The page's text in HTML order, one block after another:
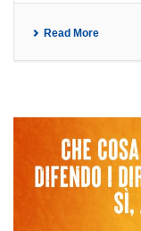
Read More